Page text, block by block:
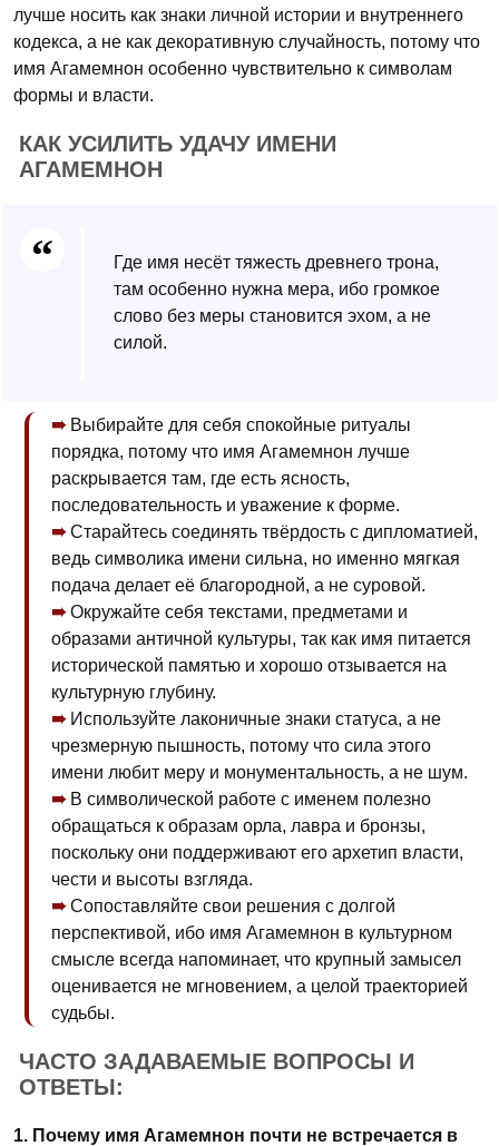
лучше носить как знаки личной истории и внутреннего
кодекса, а не как декоративную случайность, потому что
имя Агамемнон особенно чувствительно к символам
формы и власти.
КАК УСИЛИТЬ УДАЧУ ИМЕНИ
АГАМЕМНОН
Где имя несёт тяжесть древнего трона,
там особенно нужна мера, ибо громкое
слово без меры становится эхом, а не
силой.
Выбирайте для себя спокойные ритуалы
порядка, потому что имя Агамемнон лучше
раскрывается там, где есть ясность,
последовательность и уважение к форме.
Старайтесь соединять твёрдость с дипломатией,
ведь символика имени сильна, но именно мягкая
подача делает её благородной, а не суровой.
Окружайте себя текстами, предметами и
образами античной культуры, так как имя питается
исторической памятью и хорошо отзывается на
культурную глубину.
Используйте лаконичные знаки статуса, а не
чрезмерную пышность, потому что сила этого
имени любит меру и монументальность, а не шум.
В символической работе с именем полезно
обращаться к образам орла, лавра и бронзы,
поскольку они поддерживают его архетип власти,
чести и высоты взгляда.
Сопоставляйте свои решения с долгой
перспективой, ибо имя Агамемнон в культурном
смысле всегда напоминает, что крупный замысел
оценивается не мгновением, а целой траекторией
судьбы.
ЧАСТО ЗАДАВАЕМЫЕ ВОПРОСЫ И
ОТВЕТЫ:
1. Почему имя Агамемнон почти не встречается в